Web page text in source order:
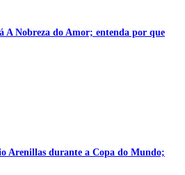
A Nobreza do Amor; entenda por que
Arenillas durante a Copa do Mundo;